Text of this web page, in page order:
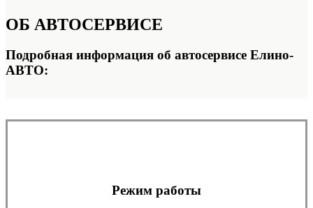
ОБ АВТОСЕРВИСЕ
Подробная информация об автосервисе Елино-
АВТО:
Режим работы